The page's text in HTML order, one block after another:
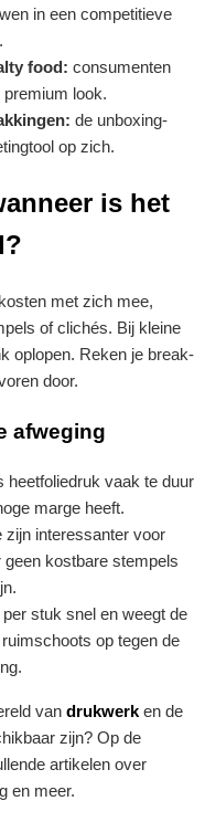
in een competitieve
food: consumenten
look.
de unboxing-
op zich.
is het
met zich mee,
of clichés. Bij kleine
oplopen. Reken je break-
door.
afweging
heetfoliedruk vaak te duur
marge heeft.
zijn interessanter voor
geen kostbare stempels
stuk snel en weegt de
op tegen de
van drukwerk en de
zijn? Op de
artikelen over
en meer.